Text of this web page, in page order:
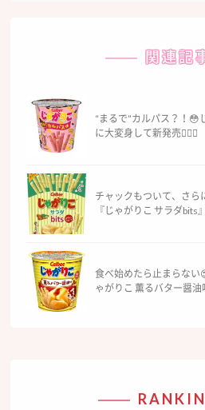
関連記
“まるで”カルパス？！
に大変身して新発売🧛‍♀️✨
チャックもついて、さら
『じゃがりこ サラダbits
食べ始めたら止まらない
ゃがりこ 薫るバター醤油